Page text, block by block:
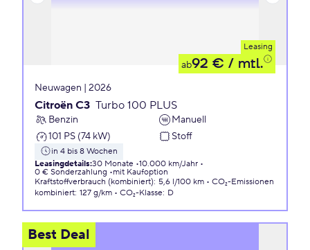
Leasing
ab92 € / mtl.
Neuwagen | 2026
Citroën C3 Turbo 100 PLUS
Benzin
Manuell
101 PS (74 kW)
Stoff
in 4 bis 8 Wochen
Leasingdetails:30 Monate 10.000 km/Jahr
0 € Sonderzahlung
mit Kaufoption
Kraftstoffverbrauch (kombiniert): 5,6 l/100 km
CO₂-Emissionen
kombiniert: 127 g/km CO₂-Klasse: D
Best Deal